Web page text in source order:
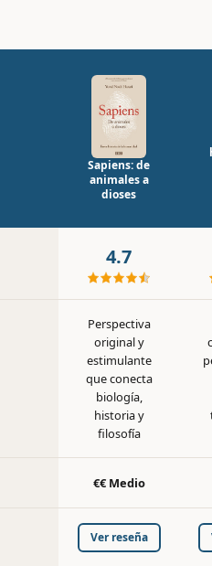
Sapiens: de
animales a
dioses
4.7
Perspectiva
original y
estimulante
que conecta
biología,
historia y
filosofía
€€ Medio
Ver reseña